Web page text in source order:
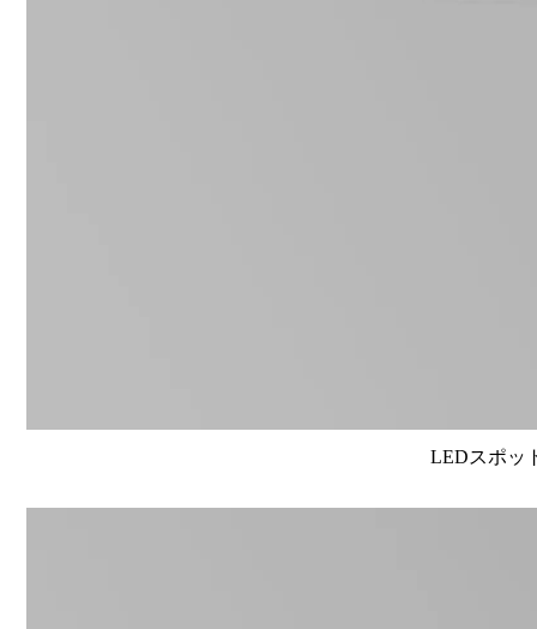
LEDスポッ